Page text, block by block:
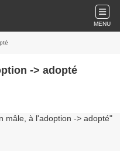
MENU
-> adopté